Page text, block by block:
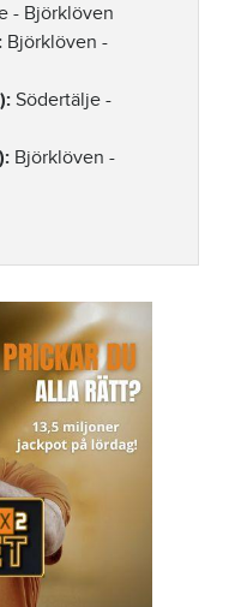
- Björklöven
Björklöven -
Södertälje -
Björklöven -